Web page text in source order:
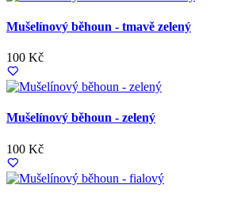
Mušelínový běhoun - tmavě zelený
100 Kč
Mušelínový běhoun - zelený
100 Kč